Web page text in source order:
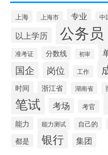
上海 上海市 专业 中
以上学历 公务员
准考证 分数线 初审
国企 岗位 工作
时间 浙江省 湖南省
笔试 考场 考官
能力 能力测试 自己的
都是 银行 集团